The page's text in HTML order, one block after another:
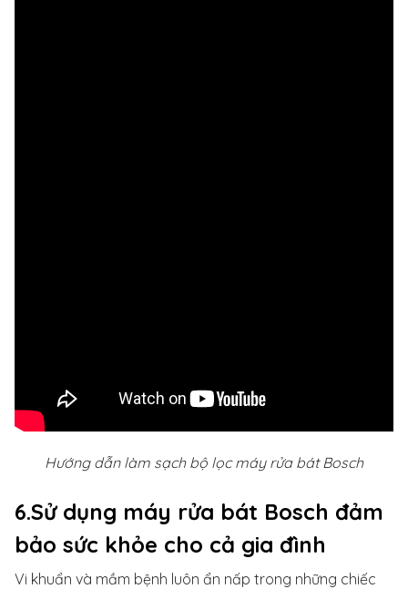
Hướng dẫn làm sạch bộ lọc máy rửa bát Bosch
6.Sử dụng máy rửa bát Bosch đảm
bảo sức khỏe cho cả gia đình
Vi khuẩn và mầm bệnh luôn ẩn nấp trong những chiếc